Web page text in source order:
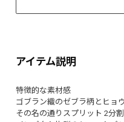
アイテム説明
特徴的な素材感
ゴブラン織のゼブラ柄とヒョ
その名の通りスプリット 2分